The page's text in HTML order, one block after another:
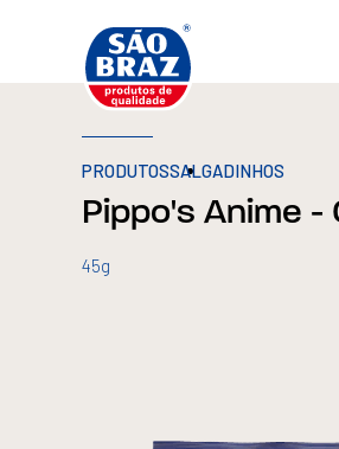
PRODUTOSSALGADINHOS
Pippo's Anime -
45g